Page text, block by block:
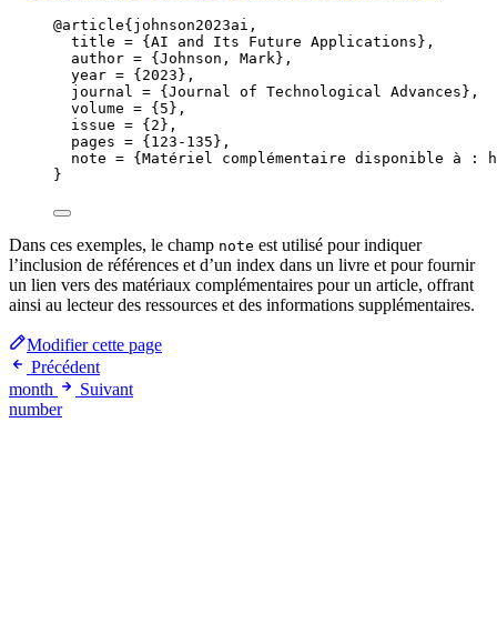
@article{johnson2023ai,
title = { AI and Its Future Applications } ,
author = { Johnson, Mark} ,
year = { 2023 } ,
journal = { Journal of Technological Advances } ,
volume = { 5 } ,
issue = { 2 } ,
pages = { 123-135 } ,
note = { Matériel complémentaire disponible à :
}
Dans ces exemples, le champ note est utilisé pour indiquer
l’inclusion de références et d’un index dans un livre et pour fournir
un lien vers des matériaux complémentaires pour un article, offrant
ainsi au lecteur des ressources et des informations supplémentaires.
Modifier cette page
Précédent
month
Suivant
number